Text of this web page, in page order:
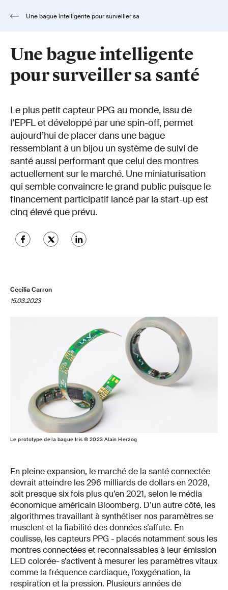
Une bague intelligente
pour surveiller sa santé
Le plus petit capteur PPG au monde, issu de
l’EPFL et développé par une spin-off, permet
aujourd’hui de placer dans une bague
ressemblant à un bijou un système de suivi de
santé aussi performant que celui des montres
actuellement sur le marché. Une miniaturisation
qui semble convaincre le grand public puisque le
financement participatif lancé par la start-up est
cinq élevé que prévu.
Cécilia Carron
15.03.2023
Le prototype de la bague Iris © 2023 Alain Herzog
En pleine expansion, le marché de la santé connectée
devrait atteindre les 296 milliards de dollars en 2028,
soit presque six fois plus qu’en 2021, selon le média
économique américain Bloomberg. D’un autre côté, les
algorithmes travaillant à synthétiser nos paramètres se
musclent et la fiabilité des données s’affute. En
coulisse, les capteurs PPG - placés notamment sous les
montres connectées et reconnaissables à leur émission
LED colorée- s’activent à mesurer les paramètres vitaux
comme la fréquence cardiaque, l’oxygénation, la
respiration et la pression. Plusieurs années de